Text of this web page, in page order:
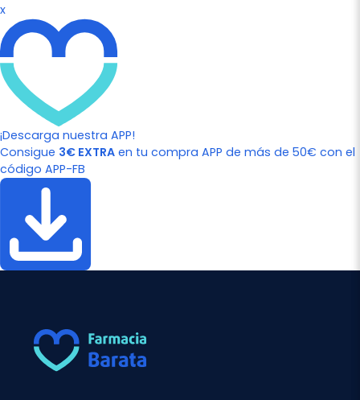
x
¡Descarga nuestra APP!
Consigue 3€ EXTRA en tu compra APP de más de 50€ con el
código APP-FB